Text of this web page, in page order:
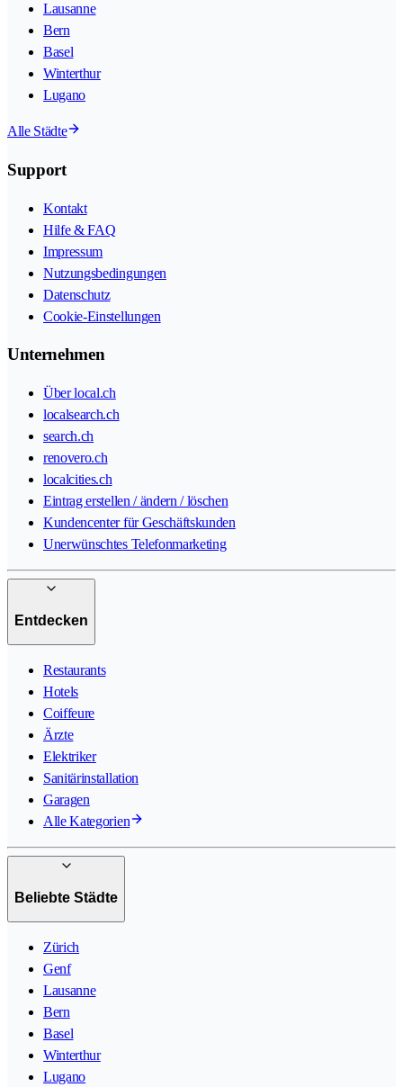
Lausanne
Bern
Basel
Winterthur
Lugano
Alle Städte
Support
Kontakt
Hilfe & FAQ
Impressum
Nutzungsbedingungen
Datenschutz
Cookie-Einstellungen
Unternehmen
Über local.ch
localsearch.ch
search.ch
renovero.ch
localcities.ch
Eintrag erstellen / ändern / löschen
Kundencenter für Geschäftskunden
Unerwünschtes Telefonmarketing
Entdecken
Restaurants
Hotels
Coiffeure
Ärzte
Elektriker
Sanitärinstallation
Garagen
Alle Kategorien
Beliebte Städte
Zürich
Genf
Lausanne
Bern
Basel
Winterthur
Lugano